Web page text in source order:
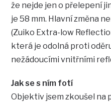
že nejde jen o přelepení
je 58 mm. Hlavní změna
(Zuiko Extra-low
která je odolná proti
nežádoucími vnitřními
Jak se s ním fotí
Objektiv jsem zkoušel na